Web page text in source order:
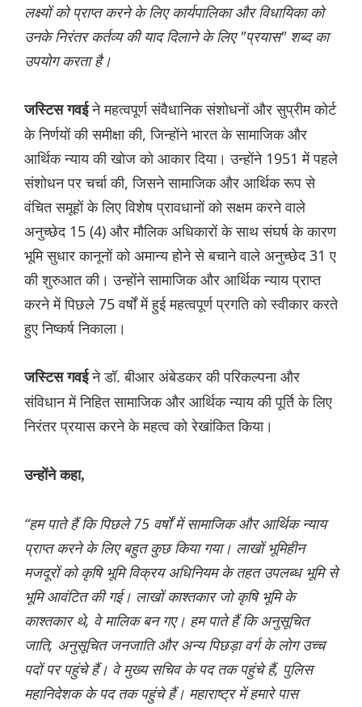
लक्ष्यों को प्राप्त करने के लिए कार्यपालिका और विधायिका को
उनके निरंतर कर्तव्य की याद दिलाने के लिए "प्रयास" शब्द का
उपयोग करता है।
जस्टिस गवईने महत्वपूर्ण संवैधानिक संशोधनों और सुप्रीम कोर्ट
के निर्णयों की समीक्षा की, जिन्होंने भारत के सामाजिक और
आर्थिक न्याय की खोज को आकार दिया। उन्होंने 1951 में पहले
संशोधन पर चर्चा की, जिसने सामाजिक और आर्थिक रूप से
वंचित समूहों के लिए विशेष प्रावधानों को सक्षम करने वाले
अनुच्छेद 15 (4) और मौलिक अधिकारों के साथ संघर्ष के कारण
भूमि सुधार कानूनों को अमान्य होने से बचाने वाले अनुच्छेद 31 ए
की शुरुआत की। उन्होंने सामाजिक और आर्थिक न्याय प्राप्त
करने में पिछले 75 वर्षों में हुई महत्वपूर्ण प्रगति को स्वीकार करते
हुए निष्कर्ष निकाला।
जस्टिस गवईने डॉ. बीआर अंबेडकर की परिकल्पना और
संविधान में निहित सामाजिक और आर्थिक न्याय की पूर्ति के लिए
निरंतर प्रयास करने के महत्व को रेखांकित किया।
उन्होंने कहा,
“हम पाते हैं कि पिछले 75 वर्षों में सामाजिक और आर्थिक न्याय
प्राप्त करने के लिए बहुत कुछ किया गया। लाखों भूमिहीन
मजदूरों को कृषि भूमि विक्रय अधिनियम के तहत उपलब्ध भूमि से
भूमि आवंटित की गई। लाखों काश्तकार जो कृषि भूमि के
काश्तकार थे, वे मालिक बन गए। हम पाते हैं कि अनुसूचित
जाति, अनुसूचित जनजाति और अन्य पिछड़ा वर्ग के लोग उच्च
पदों पर पहुंचे हैं। वे मुख्य सचिव के पद तक पहुंचे हैं, पुलिस
महानिदेशक के पद तक पहुंचे हैं। महाराष्ट्र में हमारे पास